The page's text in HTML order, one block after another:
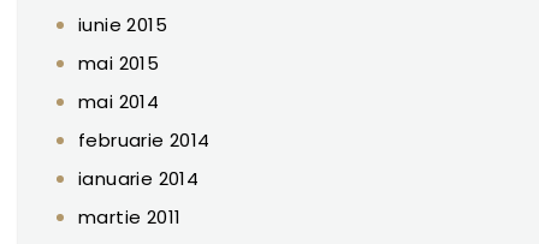
iunie 2015
mai 2015
mai 2014
februarie 2014
ianuarie 2014
martie 2011